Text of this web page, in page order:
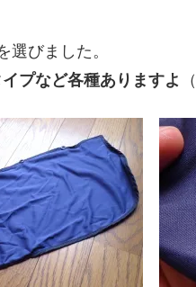
選びました。
プなど各種ありますよ （